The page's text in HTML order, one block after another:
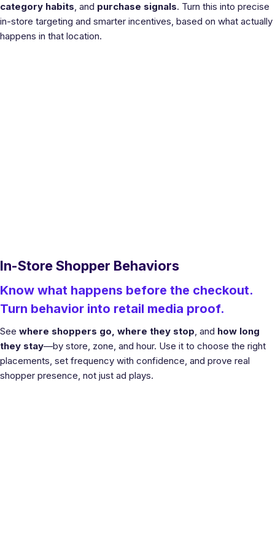
category habits, and purchase signals. Turn this into precise
in-store targeting and smarter incentives, based on what actually
happens in that location.
In-Store Shopper Behaviors
Know what happens before the checkout.
Turn behavior into retail media proof.
See where shoppers go, where they stop, and how long
they stay—by store, zone, and hour. Use it to choose the right
placements, set frequency with confidence, and prove real
shopper presence, not just ad plays.